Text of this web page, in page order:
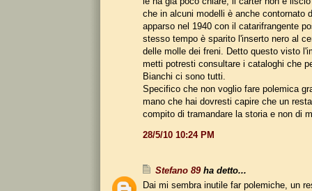
che in alcuni modelli è anche contornato
apparso nel 1940 con il catarifrangente
stesso tempo è sparito l'inserto nero al
delle molle dei freni. Detto questo visto
metti potresti consultare i cataloghi che
Bianchi ci sono tutti.
Specifico che non voglio fare polemica
mano che hai dovresti capire che un
compito di tramandare la storia e non di
28/5/10 10:24 PM
Stefano 89ha detto...
Dai mi sembra inutile far polemiche, un